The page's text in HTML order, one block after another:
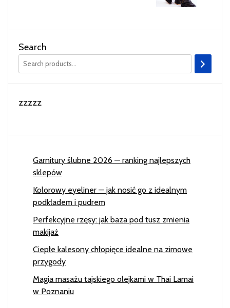
Search
zzzzz
Garnitury ślubne 2026 — ranking najlepszych
sklepów
Kolorowy eyeliner — jak nosić go z idealnym
podkładem i pudrem
Perfekcyjne rzęsy: jak baza pod tusz zmienia
makijaż
Ciepłe kalesony chłopięce idealne na zimowe
przygody
Magia masażu tajskiego olejkami w Thai Lamai
w Poznaniu